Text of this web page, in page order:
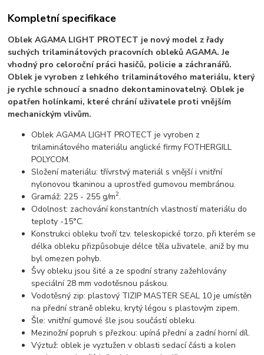
Kompletní specifikace
Oblek AGAMA LIGHT PROTECT je nový model z řady
suchých trilaminátových pracovních obleků AGAMA.Je
vhodný pro celoroční práci hasičů, policie a záchranářů.
Oblek je vyroben z lehkého trilaminátového materiálu, který
je rychle schnoucí a snadno dekontaminovatelný. Oblek je
opatřen holínkami, které chrání uživatele proti vnějším
mechanickým vlivům.
Oblek AGAMA LIGHT PROTECT je vyroben z
trilaminátového materiálu anglické firmy FOTHERGILL
POLYCOM.
Složení materiálu: třívrstvý materiál s vnější i vnitřní
nylonovou tkaninou a uprostřed gumovou membránou.
Gramáž: 225 - 255 g/m2.
Odolnost: zachování konstantních vlastností materiálu do
teploty -15°C.
Konstrukci obleku tvoří tzv. teleskopické torzo, při kterém se
délka obleku přizpůsobuje délce těla uživatele, aniž by mu
byl omezen pohyb.
Švy obleku jsou šité a ze spodní strany zažehlovány
speciální 28 mm vodotěsnou páskou.
Vodotěsný zip: plastový TIZIP MASTER SEAL 10 je umístěn
na přední straně obleku, krytý légou s plastovým zipem.
Šle: vnitřní gumové šle jsou součástí obleku.
Mezinožní popruh s přezkou: upíná přední a zadní horní díl.
Výztuž: oblek je vyztužen v oblasti sedací části a kolen